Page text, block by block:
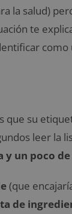
la salud)
te
como
su
leer la
y un poco
(que
de